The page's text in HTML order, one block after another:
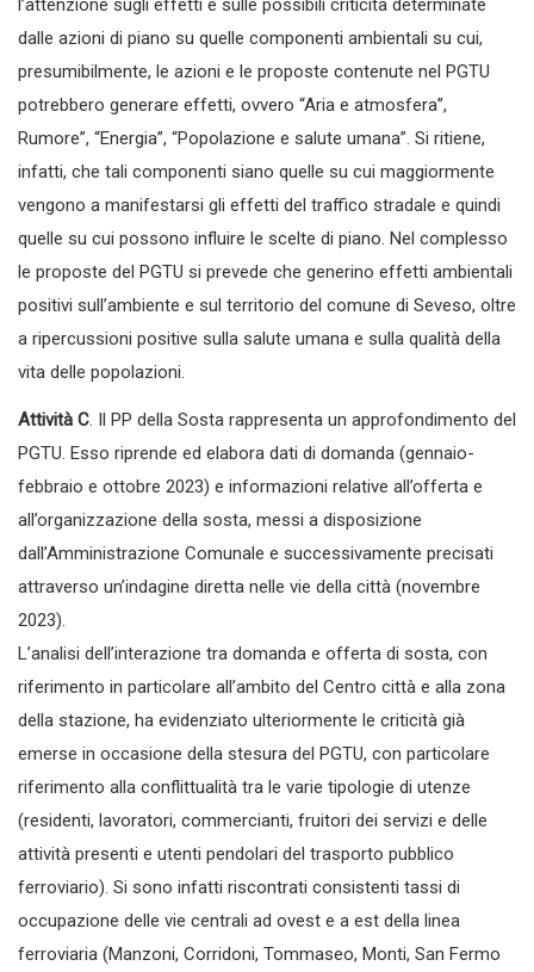
l’attenzione sugli effetti e sulle possibili criticità determinate
dalle azioni di piano su quelle componenti ambientali su cui,
presumibilmente, le azioni e le proposte contenute nel PGTU
potrebbero generare effetti, ovvero “Aria e atmosfera”,
Rumore”, “Energia”, “Popolazione e salute umana”. Si ritiene,
infatti, che tali componenti siano quelle su cui maggiormente
vengono a manifestarsi gli effetti del traffico stradale e quindi
quelle su cui possono influire le scelte di piano. Nel complesso
le proposte del PGTU si prevede che generino effetti ambientali
positivi sull’ambiente e sul territorio del comune di Seveso, oltre
a ripercussioni positive sulla salute umana e sulla qualità della
vita delle popolazioni.
Attività C. Il PP della Sosta rappresenta un approfondimento del
PGTU. Esso riprende ed elabora dati di domanda (gennaio-
febbraio e ottobre 2023) e informazioni relative all’offerta e
all’organizzazione della sosta, messi a disposizione
dall’Amministrazione Comunale e successivamente precisati
attraverso un’indagine diretta nelle vie della città (novembre
2023).
L’analisi dell’interazione tra domanda e offerta di sosta, con
riferimento in particolare all’ambito del Centro città e alla zona
della stazione, ha evidenziato ulteriormente le criticità già
emerse in occasione della stesura del PGTU, con particolare
riferimento alla conflittualità tra le varie tipologie di utenze
(residenti, lavoratori, commercianti, fruitori dei servizi e delle
attività presenti e utenti pendolari del trasporto pubblico
ferroviario). Si sono infatti riscontrati consistenti tassi di
occupazione delle vie centrali ad ovest e a est della linea
ferroviaria (Manzoni, Corridoni, Tommaseo, Monti, San Fermo